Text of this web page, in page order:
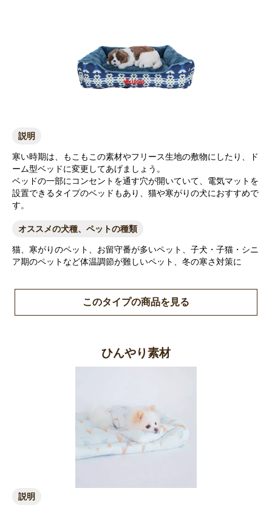
説明
寒い時期は、もこもこの素材やフリース生地の敷物にしたり、ド
ーム型ベッドに変更してあげましょう。
ベッドの一部にコンセントを通す穴が開いていて、電気マットを
設置できるタイプのベッドもあり、猫や寒がりの犬におすすめで
す。
オススメの犬種、ペットの種類
猫、寒がりのペット、お留守番が多いペット、子犬・子猫・シニ
ア期のペットなど体温調節が難しいペット、冬の寒さ対策に
このタイプの商品を見る
ひんやり素材
説明